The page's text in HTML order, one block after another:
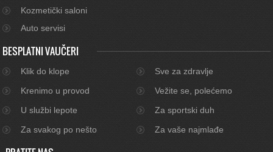
Kozmetički saloni
Auto servisi
BESPLATNI VAUČERI
Klik do klope
Sve za zdravlje
Krenimo u provod
Vežite se, polećemo
U službi lepote
Za sportski duh
Za svakog po nešto
Za vaše najmlađe